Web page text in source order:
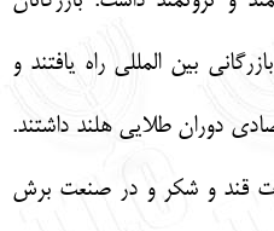
بين المللي راه يافتند و
دوران طلايي هلند داشتند.
قند و شكر و در صنعت برش